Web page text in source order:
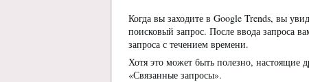
Когда вы заходите в Google Trends, вы
поисковый запрос. После ввода запроса
запроса с течением времени.
Хотя это может быть полезно, настоящие
«Связанные запросы».